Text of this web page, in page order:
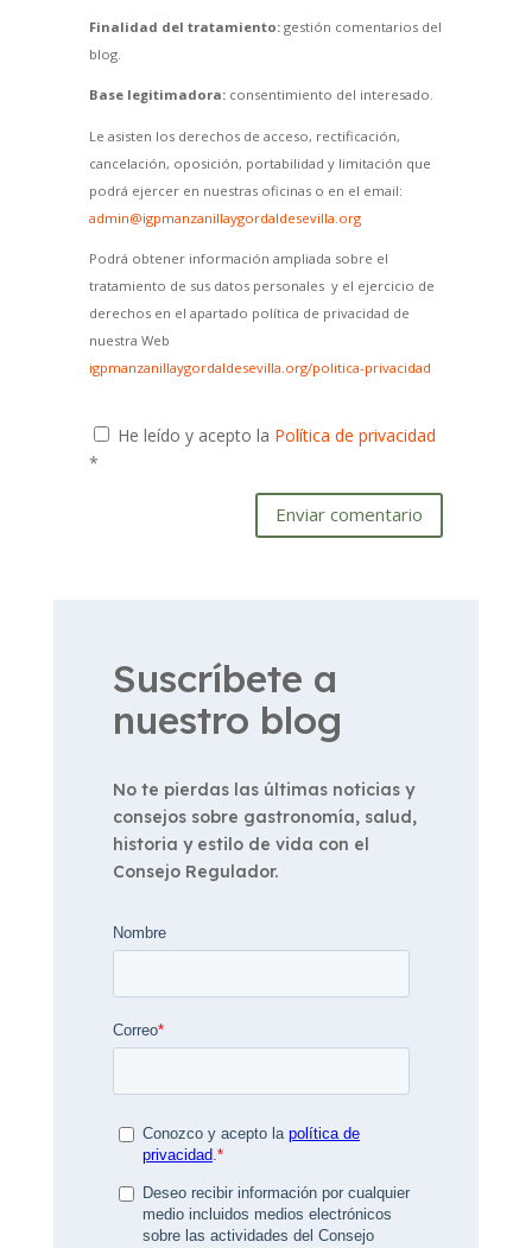
Finalidad del tratamiento:gestión comentarios del
blog.
Base legitimadora:consentimiento del interesado.
Le asisten los derechos de acceso, rectificación,
cancelación, oposición, portabilidad y limitación que
podrá ejercer en nuestras oficinas o en el email:
admin@igpmanzanillaygordaldesevilla.org
Podrá obtener información ampliada sobre el
tratamiento de sus datos personales y el ejercicio de
derechos en el apartado política de privacidad de
nuestra Web
igpmanzanillaygordaldesevilla.org/politica-privacidad
He leído y acepto la Política de privacidad
*
Enviar comentario
Suscríbete a
nuestro blog
No te pierdas las últimas noticias y
consejos sobre gastronomía, salud,
historia y estilo de vida con el
Consejo Regulador.